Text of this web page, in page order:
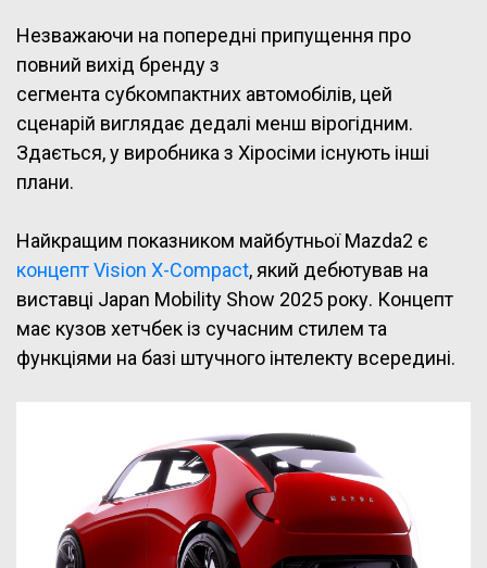
Незважаючи на попередні припущення про
повний вихід бренду з
сегмента субкомпактних автомобілів, цей
сценарій виглядає дедалі менш вірогідним.
Здається, у виробника з Хіросіми існують інші
плани.
Найкращим показником майбутньої Mazda2 є
концепт Vision X-Compact, який дебютував на
виставці Japan Mobility Show 2025 року. Концепт
має кузов хетчбек із сучасним стилем та
функціями на базі штучного інтелекту всередині.